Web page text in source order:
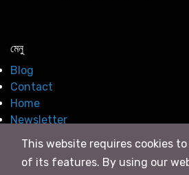
মেনু
Blog
Contact
Home
Newsletter
This website requires cookies
of its features. By using our